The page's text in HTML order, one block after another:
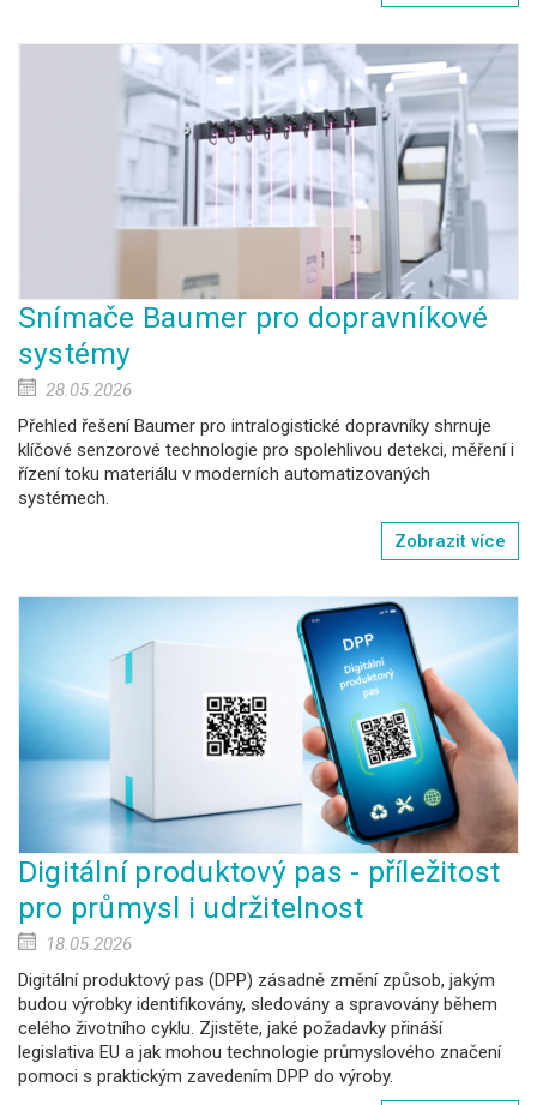
Snímače Baumer pro dopravníkové
systémy
28.05.2026
Přehled řešeníBaumer pro intralogistické dopravníky shrnuje
klíčové senzorové technologie pro spolehlivou detekci, měření i
řízení toku materiálu v moderních automatizovaných
systémech.
Zobrazit více
Digitální produktový pas - příležitost
pro průmysl i udržitelnost
18.05.2026
Digitální produktový pas (DPP) zásadně změní způsob, jakým
budou výrobky identifikovány, sledovány a spravovány během
celého životního cyklu. Zjistěte, jaké požadavky přináší
legislativa EU a jak mohou technologie průmyslového značení
pomoci s praktickým zavedením DPP do výroby.